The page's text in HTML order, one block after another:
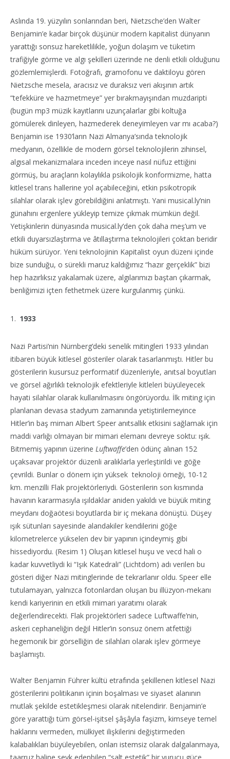
Aslında 19. yüzyılın sonlarından beri, Nietzsche’den Walter
Benjamin’e kadar birçok düşünür modern kapitalist dünyanın
yarattığı sonsuz hareketlilikle, yoğun dolaşım ve tüketim
trafiğiyle görme ve algı şekilleri üzerinde ne denli etkili olduğunu
gözlemlemişlerdi. Fotoğrafı, gramofonu ve daktiloyu gören
Nietzsche mesela, aracısız ve duraksız veri akışının artık
“tefekküre ve hazmetmeye” yer bırakmayışından muzdaripti
(bugün mp3 müzik kayıtlarını uzunçalarlar gibi koltuğa
gömülerek dinleyen, hazmederek deneyimleyen var mı acaba?)
Benjamin ise 1930’ların Nazi Almanya’sında teknolojik
medyanın, özellikle de modern görsel teknolojilerin zihinsel,
algısal mekanizmalara inceden inceye nasıl nüfuz ettiğini
görmüş, bu araçların kolaylıkla psikolojik konformizme, hatta
kitlesel trans hallerine yol açabileceğini, etkin psikotropik
silahlar olarak işlev görebildiğini anlatmıştı. Yani musical.ly’nin
günahını ergenlere yükleyip temize çıkmak mümkün değil.
Yetişkinlerin dünyasında musical.ly’den çok daha meş’um ve
etkili duyarsızlaştırma ve âtıllaştırma teknolojileri çoktan beridir
hüküm sürüyor. Yeni teknolojinin Kapitalist oyun düzeni içinde
bize sunduğu, o sürekli maruz kaldığımız “hazır gerçeklik” bizi
hep hazırlıksız yakalamak üzere, algılarımızı baştan çıkarmak,
benliğimizi içten fethetmek üzere kurgulanmış çünkü.
1933
Nazi Partisi’nin Nürnberg’deki senelik mitingleri 1933 yılından
itibaren büyük kitlesel gösteriler olarak tasarlanmıştı. Hitler bu
gösterilerin kusursuz performatif düzenleriyle, anıtsal boyutları
ve görsel ağırlıklı teknolojik efektleriyle kitleleri büyüleyecek
hayati silahlar olarak kullanılmasını öngörüyordu. İlk miting için
planlanan devasa stadyum zamanında yetiştirilemeyince
Hitler’in baş mimarı Albert Speer anıtsallık etkisini sağlamak için
maddi varlığı olmayan bir mimari elemanı devreye soktu: ışık.
Bitmemiş yapının üzerine Luftwaffe’den ödünç alınan 152
uçaksavar projektör düzenli aralıklarla yerleştirildi ve göğe
çevrildi. Bunlar o dönem için yüksek teknoloji örneği, 10-12
km. menzilli Flak projektörleriydi. Gösterilerin son kısmında
havanın kararmasıyla ışıldaklar aniden yakıldı ve büyük miting
meydanı doğaötesi boyutlarda bir iç mekana dönüştü. Düşey
ışık sütunları sayesinde alandakiler kendilerini göğe
kilometrelerce yükselen dev bir yapının içindeymiş gibi
hissediyordu. (Resim 1) Oluşan kitlesel huşu ve vecd hali o
kadar kuvvetliydi ki “Işık Katedrali” (Lichtdom) adı verilen bu
gösteri diğer Nazi mitinglerinde de tekrarlanır oldu. Speer elle
tutulamayan, yalnızca fotonlardan oluşan bu illüzyon-mekanı
kendi kariyerinin en etkili mimari yaratımı olarak
değerlendirecekti. Flak projektörleri sadece Luftwaffe’nin,
askeri cephaneliğin değil Hitler’in sonsuz önem atfettiği
hegemonik bir görselliğin de silahları olarak işlev görmeye
başlamıştı.
Walter Benjamin Führer kültü etrafında şekillenen kitlesel Nazi
gösterilerini politikanın içinin boşalması ve siyaset alanının
mutlak şekilde estetikleşmesi olarak nitelendirir. Benjamin’e
göre yarattığı tüm görsel-işitsel şâşâyla faşizm, kimseye temel
haklarını vermeden, mülkiyet ilişkilerini değiştirmeden
kalabalıkları büyüleyebilen, onları istemsiz olarak dalgalanmaya,